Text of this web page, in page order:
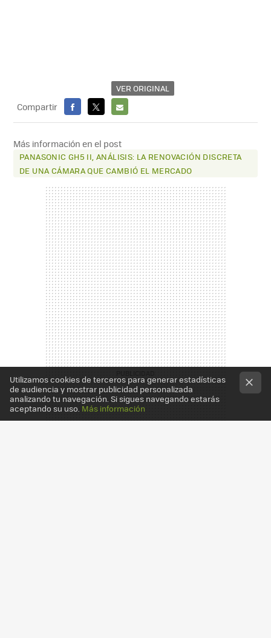
VER ORIGINAL
Compartir
FACEBOOK
X
E-
MAIL
Más información en el post
PANASONIC GH5 II, ANÁLISIS: LA RENOVACIÓN DISCRETA
DE UNA CÁMARA QUE CAMBIÓ EL MERCADO
Utilizamos cookies de terceros para generar estadísticas
de audiencia y mostrar publicidad personalizada
analizando tu navegación. Si sigues navegando estarás
aceptando su uso. Más información